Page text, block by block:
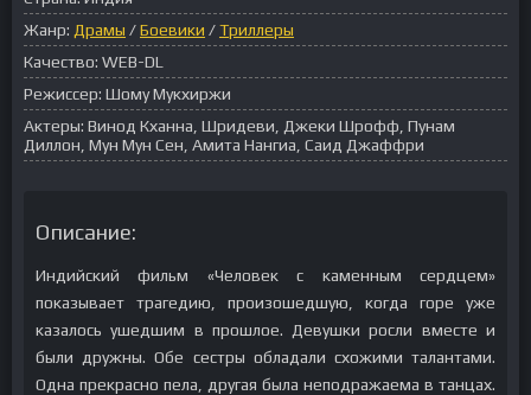
Жанр: Драмы /Боевики /Триллеры
Качество: WEB-DL
Режиссер: Шому Мукхиржи
Актеры: Винод Кханна, Шридеви, Джеки Шрофф, Пунам
Диллон, Мун Мун Сен, Амита Нангиа, Саид Джаффри
Описание:
Индийский фильм «Человек с каменным сердцем»
показывает трагедию, произошедшую, когда горе уже
казалось ушедшим в прошлое. Девушки росли вместе и
были дружны. Обе сестры обладали схожими талантами.
Одна прекрасно пела, другая была неподражаема в танцах.